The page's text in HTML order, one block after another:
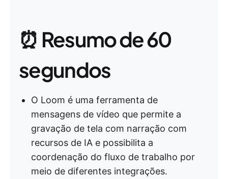
⏰ Resumo de 60
segundos
O Loom é uma ferramenta de
mensagens de vídeo que permite a
gravação de tela com narração com
recursos de IA e possibilita a
coordenação do fluxo de trabalho por
meio de diferentes integrações.